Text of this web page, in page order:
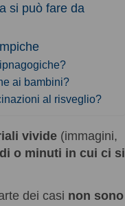
si può fare da
ai bambini?
al risveglio?
vivide (immagini,
o minuti in cui ci si
dei casi non sono